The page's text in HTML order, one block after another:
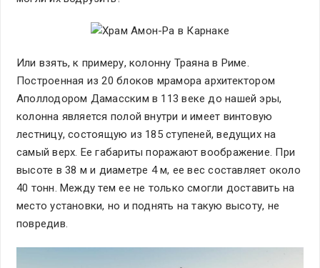
Или взять, к примеру, колонну Траяна в Риме.
Построенная из 20 блоков мрамора архитектором
Аполлодором Дамасским в 113 веке до нашей эры,
колонна является полой внутри и имеет винтовую
лестницу, состоящую из 185 ступеней, ведущих на
самый верх. Ее габариты поражают воображение. При
высоте в 38 м и диаметре 4 м, ее вес составляет около
40 тонн. Между тем ее не только смогли доставить на
место установки, но и поднять на такую высоту, не
повредив.